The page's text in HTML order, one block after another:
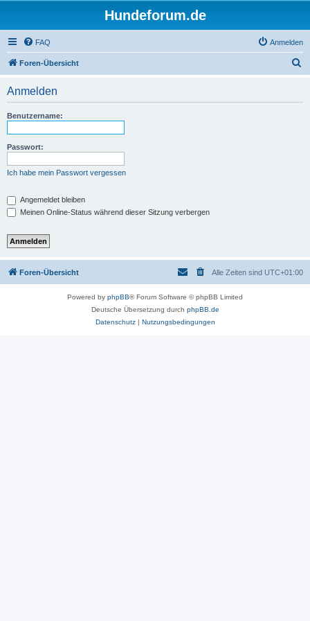
Hundeforum.de
FAQ Anmelden
Foren-Übersicht
Anmelden
Benutzername:
Passwort:
Ich habe mein Passwort vergessen
Angemeldet bleiben
Meinen Online-Status während dieser Sitzung verbergen
Foren-Übersicht Alle Zeiten sind UTC+01:00
Powered by phpBB® Forum Software © phpBB Limited
Deutsche Übersetzung durch phpBB.de
Datenschutz| Nutzungsbedingungen